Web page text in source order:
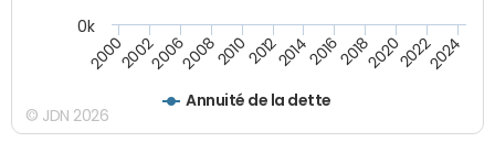
Annuité de la dette
200020022006200820102012201420162018202020222024
0k
© JDN 2026